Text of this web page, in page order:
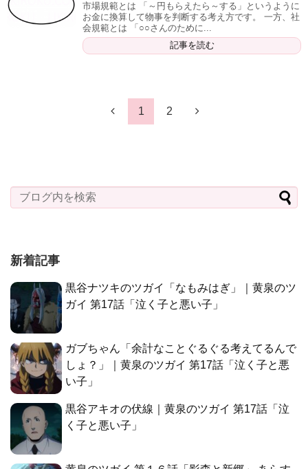
市場規範とは 「～円もらえたら～する」というように
お金に換算して物事を判断する考え方です。 一方、社
会規範とは 「○○さんのために...
記事を読む
1 2
新着記事
黒谷ナツキのツガイ「なもみはぎ」｜黄泉のツ
ガイ 第17話「泣く子と悪い子」
ガブちゃん「余計なことぐるぐる考えてるんで
しょ？」｜黄泉のツガイ 第17話「泣く子と悪
い子」
黒谷アキオの伏線｜黄泉のツガイ 第17話「泣
く子と悪い子」